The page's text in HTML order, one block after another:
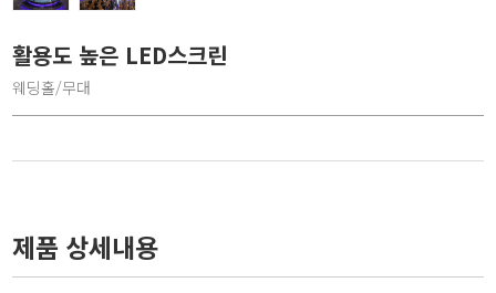
활용도 높은 LED스크린
웨딩홀/무대
제품 상세내용